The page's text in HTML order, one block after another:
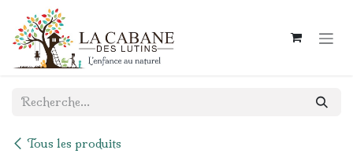
Se rendre au contenu
Tous les produits